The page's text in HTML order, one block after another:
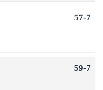
57-7
59-7